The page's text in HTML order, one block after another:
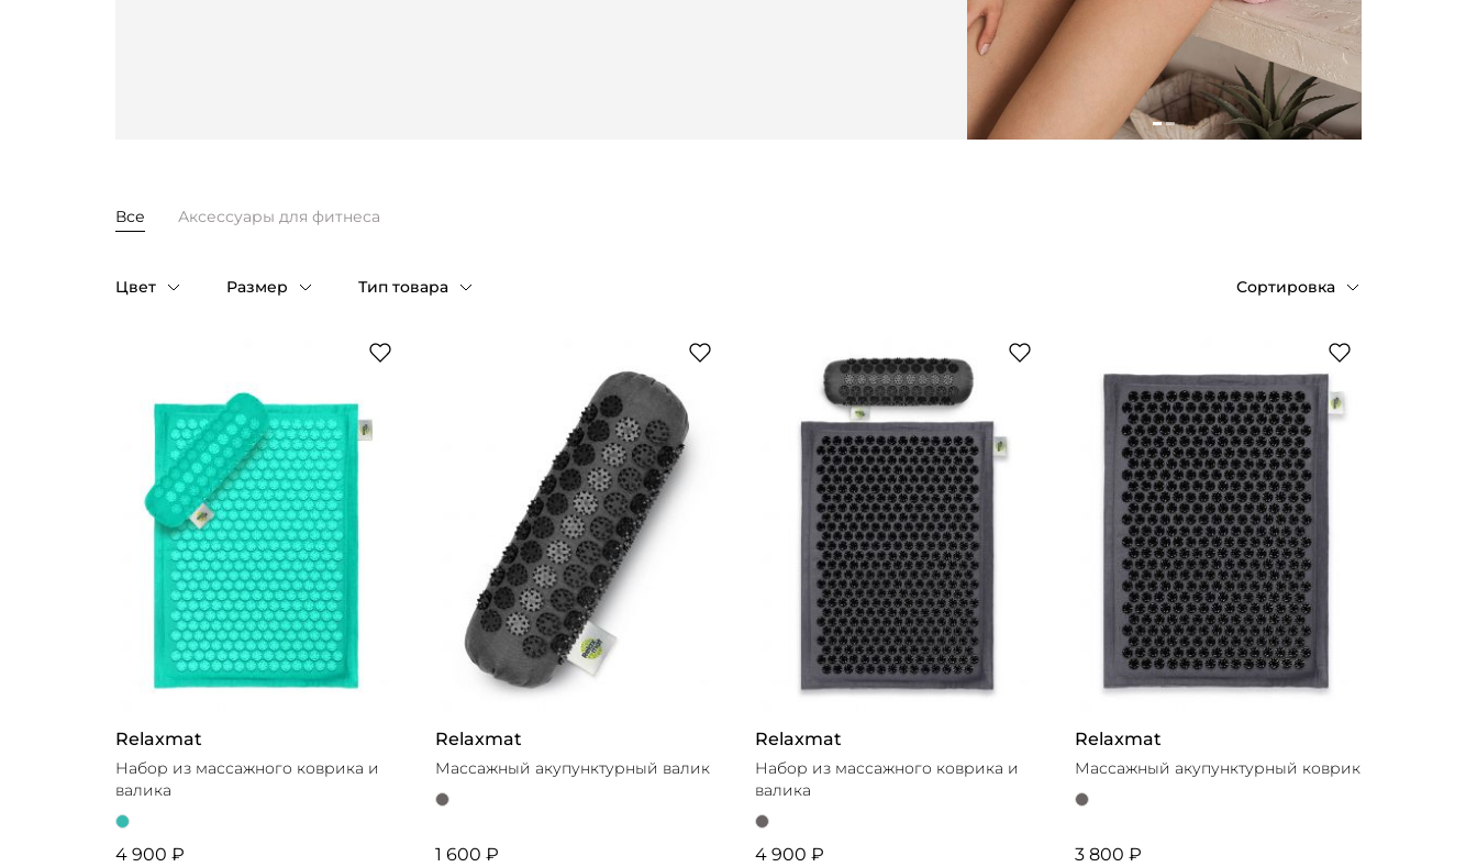
Все Аксессуары для фитнеса
Цвет
Серый3
ПОКАЗАТЬ 6 ТОВАРОВ
Размер
ПОКАЗАТЬ 6 ТОВАРОВ
Тип товара
ПОКАЗАТЬ 6 ТОВАРОВ
Сортировка
По убыванию цены
Новинки
Выбор стилиста
Relaxmat
Набор из массажного коврика и
валика
4 900 ₽
Relaxmat
Массажный акупунктурный валик
1 600 ₽
Relaxmat
Набор из массажного коврика и
валика
4 900 ₽
Relaxmat
Массажный акупунктурный коврик
3 800 ₽